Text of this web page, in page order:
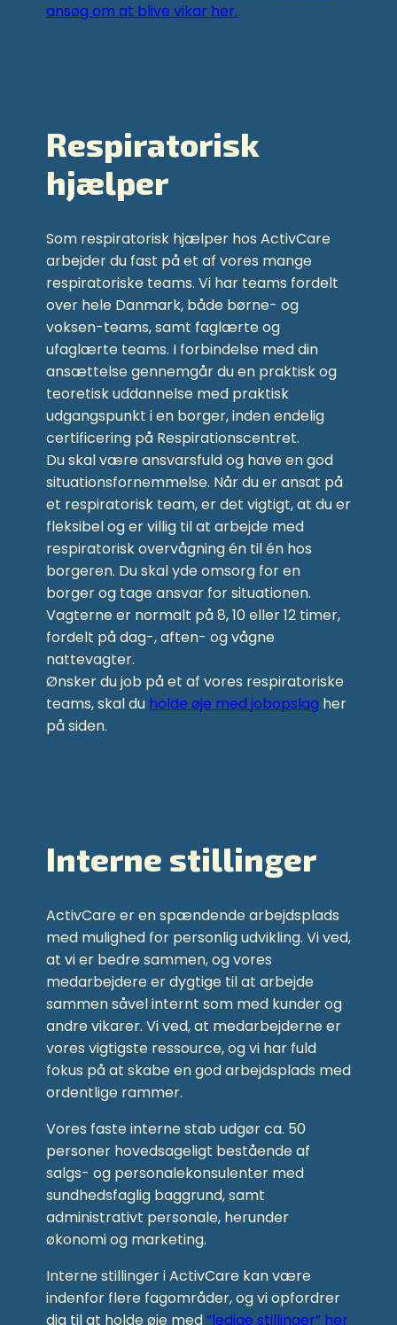
ansøg om at blive vikar her.
Respiratorisk
hjælper
Som respiratorisk hjælper hos ActivCare
arbejder du fast på et af vores mange
respiratoriske teams. Vi har teams fordelt
over hele Danmark, både børne- og
voksen-teams, samt faglærte og
ufaglærte teams. I forbindelse med din
ansættelse gennemgår du en praktisk og
teoretisk uddannelse med praktisk
udgangspunkt i en borger, inden endelig
certificering på Respirationscentret.
Du skal være ansvarsfuld og have en god
situationsfornemmelse. Når du er ansat på
et respiratorisk team, er det vigtigt, at du er
fleksibel og er villig til at arbejde med
respiratorisk overvågning én til én hos
borgeren. Du skal yde omsorg for en
borger og tage ansvar for situationen.
Vagterne er normalt på 8, 10 eller 12 timer,
fordelt på dag-, aften- og vågne
nattevagter.
Ønsker du job på et af vores respiratoriske
teams, skal du holde øje med jobopslag her
på siden.
Interne stillinger
ActivCare er en spændende arbejdsplads
med mulighed for personlig udvikling. Vi ved,
at vi er bedre sammen, og vores
medarbejdere er dygtige til at arbejde
sammen såvel internt som med kunder og
andre vikarer. Vi ved, at medarbejderne er
vores vigtigste ressource, og vi har fuld
fokus på at skabe en god arbejdsplads med
ordentlige rammer.
Vores faste interne stab udgør ca. 50
personer hovedsageligt bestående af
salgs- og personalekonsulenter med
sundhedsfaglig baggrund, samt
administrativt personale, herunder
økonomi og marketing.
Interne stillinger i ActivCare kan være
indenfor flere fagområder, og vi opfordrer
dig til at holde øje med”ledige stillinger” her